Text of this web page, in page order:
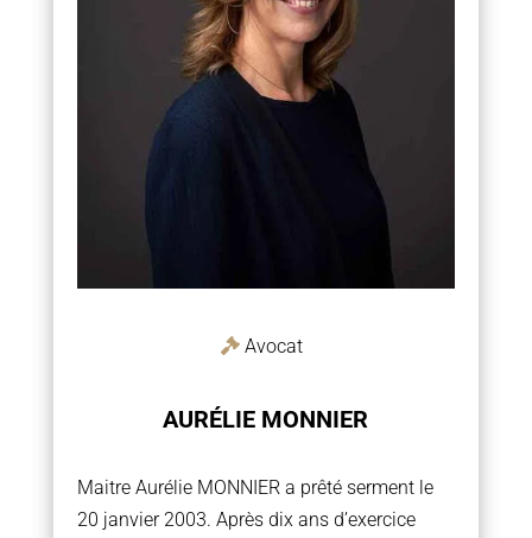
Avocat
AURÉLIE MONNIER
Maitre Aurélie MONNIER a prêté serment le
20 janvier 2003. Après dix ans d’exercice